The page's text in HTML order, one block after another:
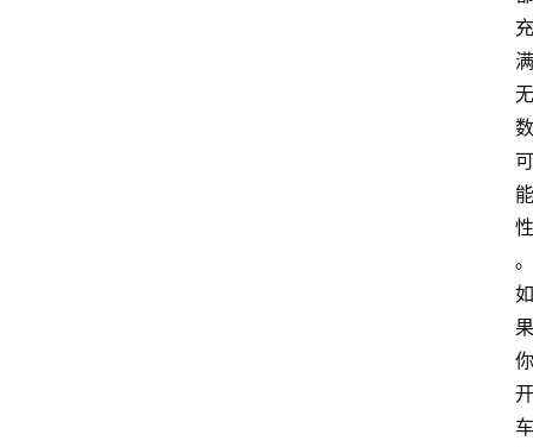
充
满
无
数
可
能
性
。
如
果
你
开
车